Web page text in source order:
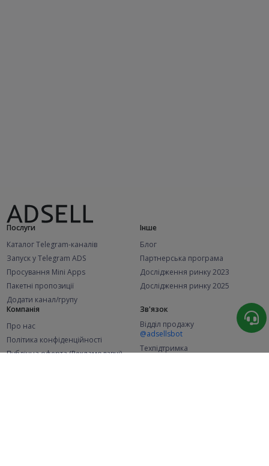
Послуги
Каталог Telegram-каналів
Запуск у Telegram ADS
Просування Mini Apps
Пакетні пропозиції
Додати канал/групу
Інше
Блог
Партнерська програма
Дослідження ринку 2023
Дослідження ринку 2025
Компанія
Про нас
Політика конфіденційності
Публічна оферта (Рекламодавці)
Зв'язок
Відділ продажу
@adsellsbot
Техпідтримка